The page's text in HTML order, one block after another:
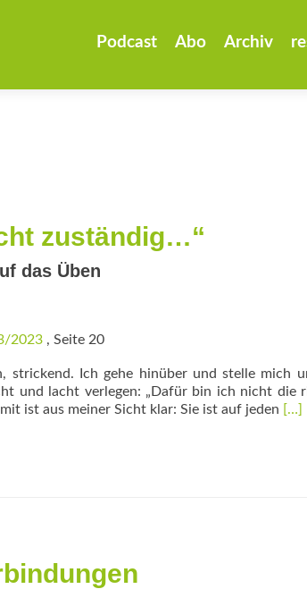
Podcast Abo Archiv
zuständig…“
das Üben
2023 , Seite 20
strickend. Ich gehe hinüber und stelle mich
und lacht verlegen: „Dafür bin ich nicht die
ist aus meiner Sicht klar: Sie ist auf jeden Read
[…]